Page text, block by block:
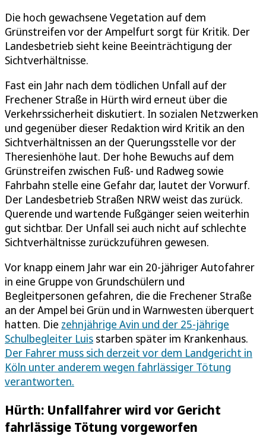
Die hoch gewachsene Vegetation auf dem
Grünstreifen vor der Ampelfurt sorgt für Kritik. Der
Landesbetrieb sieht keine Beeinträchtigung der
Sichtverhältnisse.
Fast ein Jahr nach dem tödlichen Unfall auf der
Frechener Straße in Hürth wird erneut über die
Verkehrssicherheit diskutiert. In sozialen Netzwerken
und gegenüber dieser Redaktion wird Kritik an den
Sichtverhältnissen an der Querungsstelle vor der
Theresienhöhe laut. Der hohe Bewuchs auf dem
Grünstreifen zwischen Fuß- und Radweg sowie
Fahrbahn stelle eine Gefahr dar, lautet der Vorwurf.
Der Landesbetrieb Straßen NRW weist das zurück.
Querende und wartende Fußgänger seien weiterhin
gut sichtbar. Der Unfall sei auch nicht auf schlechte
Sichtverhältnisse zurückzuführen gewesen.
Vor knapp einem Jahr war ein 20-jähriger Autofahrer
in eine Gruppe von Grundschülern und
Begleitpersonen gefahren, die die Frechener Straße
an der Ampel bei Grün und in Warnwesten überquert
hatten. Die zehnjährige Avin und der 25-jährige
Schulbegleiter Luis starben später im Krankenhaus.
Der Fahrer muss sich derzeit vor dem Landgericht in
Köln unter anderem wegen fahrlässiger Tötung
verantworten.
Hürth: Unfallfahrer wird vor Gericht
fahrlässige Tötung vorgeworfen